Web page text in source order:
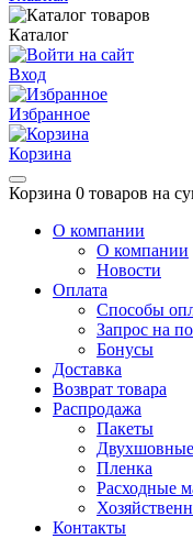
Каталог
Вход
Избранное
Корзина
Корзина 0 товаров на
О компании
О компании
Новости
Оплата
Способы
Запрос на
Бонусы
Доставка
Возврат товара
Распродажа
Пакеты
Пленка
Расходные
Контакты